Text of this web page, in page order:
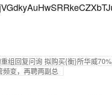
组回复问询 拟购买{衡}所华威
频变，再聘两副总